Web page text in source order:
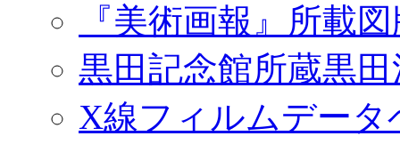
『美術画報』所載
黒田記念館所蔵黒
X線フィルムデータ